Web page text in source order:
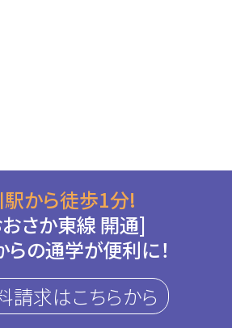
から徒歩1分!
さか東線 開通]
の通学が便利に！
請求はこちらから